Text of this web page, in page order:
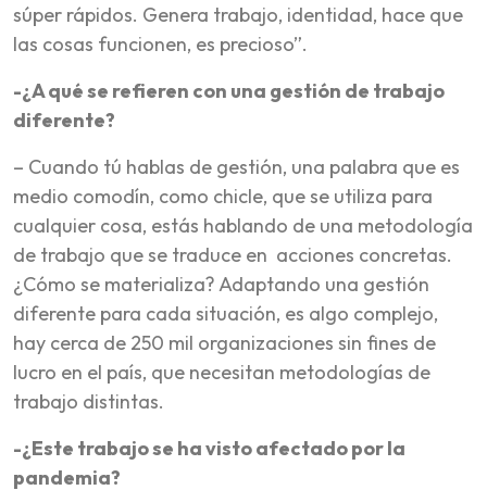
súper rápidos. Genera trabajo, identidad, hace que
las cosas funcionen, es precioso”.
-¿A qué se refieren con una gestión de trabajo
diferente?
– Cuando tú hablas de gestión, una palabra que es
medio comodín, como chicle, que se utiliza para
cualquier cosa, estás hablando de una metodología
de trabajo que se traduce en acciones concretas.
¿Cómo se materializa? Adaptando una gestión
diferente para cada situación, es algo complejo,
hay cerca de 250 mil organizaciones sin fines de
lucro en el país, que necesitan metodologías de
trabajo distintas.
-¿Este trabajo se ha visto afectado por la
pandemia?